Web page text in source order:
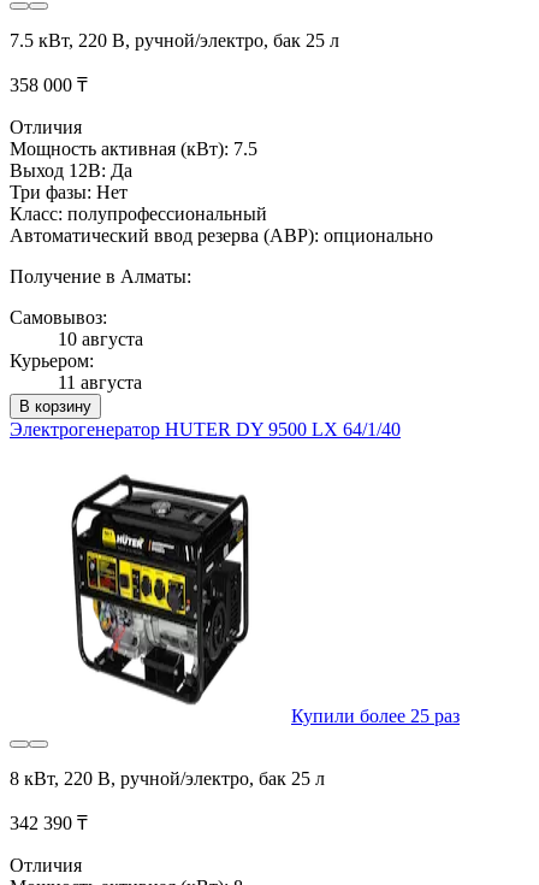
7.5 кВт, 220 В, ручной/электро, бак 25 л
358 000 ₸
Отличия
Мощность активная (кВт): 7.5
Выход 12В: Да
Три фазы: Нет
Класс: полупрофессиональный
Автоматический ввод резерва (АВР): опционально
Получение в Алматы:
Самовывоз:
10 августа
Курьером:
11 августа
В корзину
Электрогенератор HUTER DY 9500 LX 64/1/40
Купили более 25 раз
8 кВт, 220 В, ручной/электро, бак 25 л
342 390 ₸
Отличия